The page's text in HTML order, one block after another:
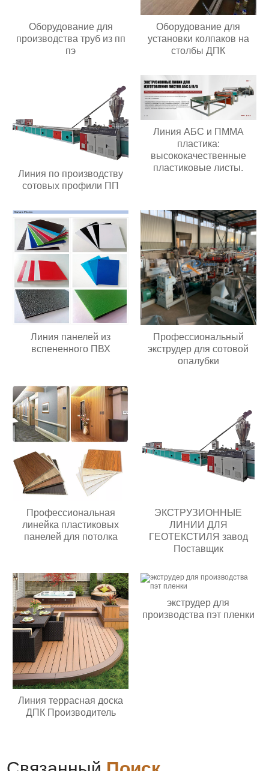
Оборудование для
производства труб из пп
пэ
Оборудование для
установки колпаков на
столбы ДПК
Линия по производству
сотовых профили ПП
Линия АБС и ПММА
пластика:
высококачественные
пластиковые листы.
Линия панелей из
вспененного ПВХ
Профессиональный
экструдер для сотовой
опалубки
Профессиональная
линейка пластиковых
панелей для потолка
ЭКСТРУЗИОННЫЕ
ЛИНИИ ДЛЯ
ГЕОТЕКСТИЛЯ завод
Поставщик
Линия террасная доска
ДПК Производитель
экструдер для
производства пэт пленки